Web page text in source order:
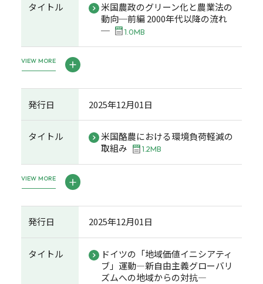
タイトル
米国農政のグリーン化と農業法の
動向─前編 2000年代以降の流れ
─
1.0MB
VIEW MORE
発行日 2025年12月01日
タイトル
米国酪農における環境負荷軽減の
取組み
1.2MB
VIEW MORE
発行日 2025年12月01日
タイトル
ドイツの「地域価値イニシアティ
ブ」運動―新自由主義グローバリ
ズムへの地域からの対抗―